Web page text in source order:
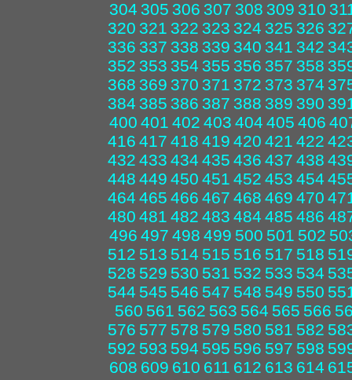
304 305 306 307 308 309 310
320 321 322 323 324 325 326
336 337 338 339 340 341 342
352 353 354 355 356 357 358
368 369 370 371 372 373 374
384 385 386 387 388 389 390
400 401 402 403 404 405 406
416 417 418 419 420 421 422
432 433 434 435 436 437 438
448 449 450 451 452 453 454
464 465 466 467 468 469 470
480 481 482 483 484 485 486
496 497 498 499 500 501 502
512 513 514 515 516 517 518
528 529 530 531 532 533 534
544 545 546 547 548 549 550
560 561 562 563 564 565 566
576 577 578 579 580 581 582
592 593 594 595 596 597 598
608 609 610 611 612 613 614